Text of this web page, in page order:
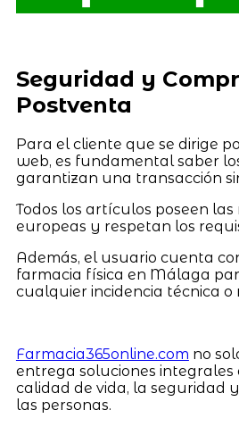
Seguridad y
Postventa
Para el cliente que se dirige
web, es fundamental saber
garantizan una transacción
Todos los artículos poseen
europeas y respetan los
Además, el usuario cuenta
farmacia física en Málaga
cualquier incidencia técnica o
Farmacia365online.com no
entrega soluciones
calidad de vida, la seguridad
las personas.